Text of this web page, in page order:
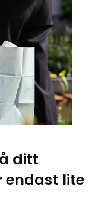
ditt
endast lite